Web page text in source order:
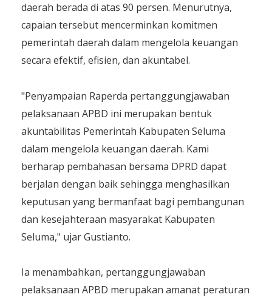
daerah berada di atas 90 persen. Menurutnya,
capaian tersebut mencerminkan komitmen
pemerintah daerah dalam mengelola keuangan
secara efektif, efisien, dan akuntabel.
"Penyampaian Raperda pertanggungjawaban
pelaksanaan APBD ini merupakan bentuk
akuntabilitas Pemerintah Kabupaten Seluma
dalam mengelola keuangan daerah. Kami
berharap pembahasan bersama DPRD dapat
berjalan dengan baik sehingga menghasilkan
keputusan yang bermanfaat bagi pembangunan
dan kesejahteraan masyarakat Kabupaten
Seluma," ujar Gustianto.
Ia menambahkan, pertanggungjawaban
pelaksanaan APBD merupakan amanat peraturan